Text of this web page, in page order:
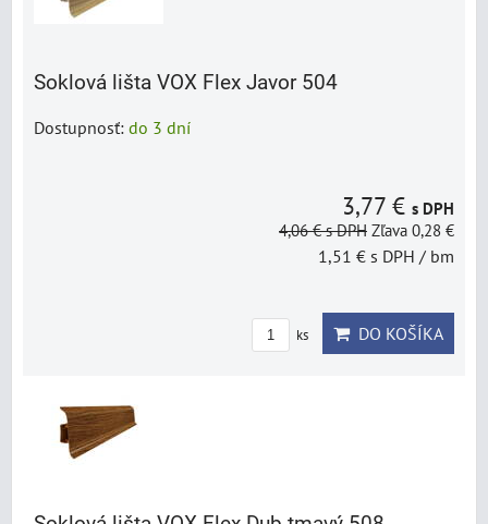
Soklová lišta VOX Flex Javor 504
Dostupnosť: do 3 dní
3,77 € s DPH
4,06 €s DPH Zľava 0,28 €
1,51 € s DPH / bm
ks DO KOŠÍKA